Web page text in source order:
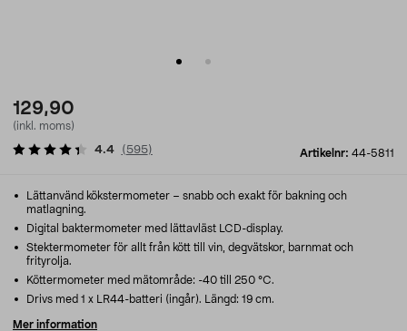
129,90
(inkl. moms)
Artikelnr: 44-5811
4.4 ( 595)
Lättanvänd kökstermometer – snabb och exakt för bakning och
matlagning.
Digital baktermometer med lättavläst LCD-display.
Stektermometer för allt från kött till vin, degvätskor, barnmat och
frityrolja.
Köttermometer med mätområde: -40 till 250 °C.
Drivs med 1 x LR44-batteri (ingår). Längd: 19 cm.
Mer information